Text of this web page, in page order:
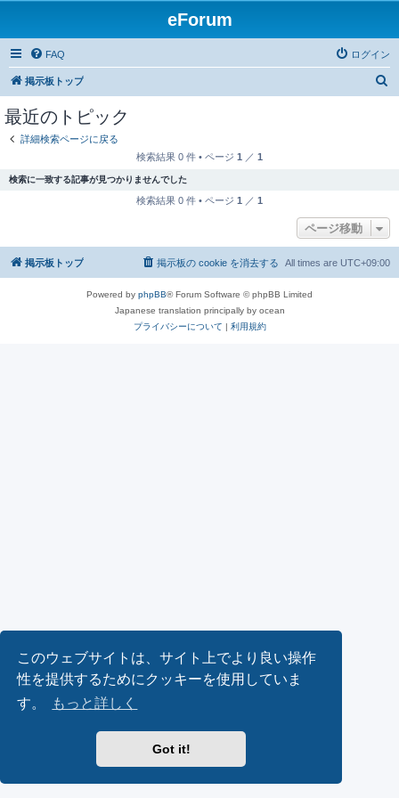
このウェブサイトは、サイト上でより良い操作
性を提供するためにクッキーを使用していま
す。
もっと詳しく
Got it!
eForum
FAQ ログイン
掲示板トップ
最近のトピック
詳細検索ページに戻る
検索結果 0 件 • ページ 1 ／ 1
検索に一致する記事が見つかりませんでした
検索結果 0 件 • ページ 1 ／ 1
ページ移動
掲示板トップ All times are UTC+09:00
掲示板の cookie を消去する
Powered by phpBB® Forum Software © phpBB Limited
Japanese translation principally by ocean
プライバシーについて | 利用規約